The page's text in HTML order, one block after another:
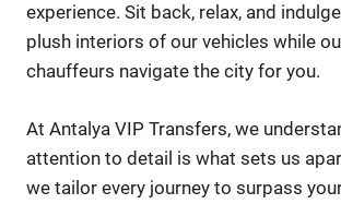
experience. Sit back, relax, and
plush interiors of our vehicles while
chauffeurs navigate the city for you.
At Antalya VIP Transfers, we
attention to detail is what sets us
we tailor every journey to surpass